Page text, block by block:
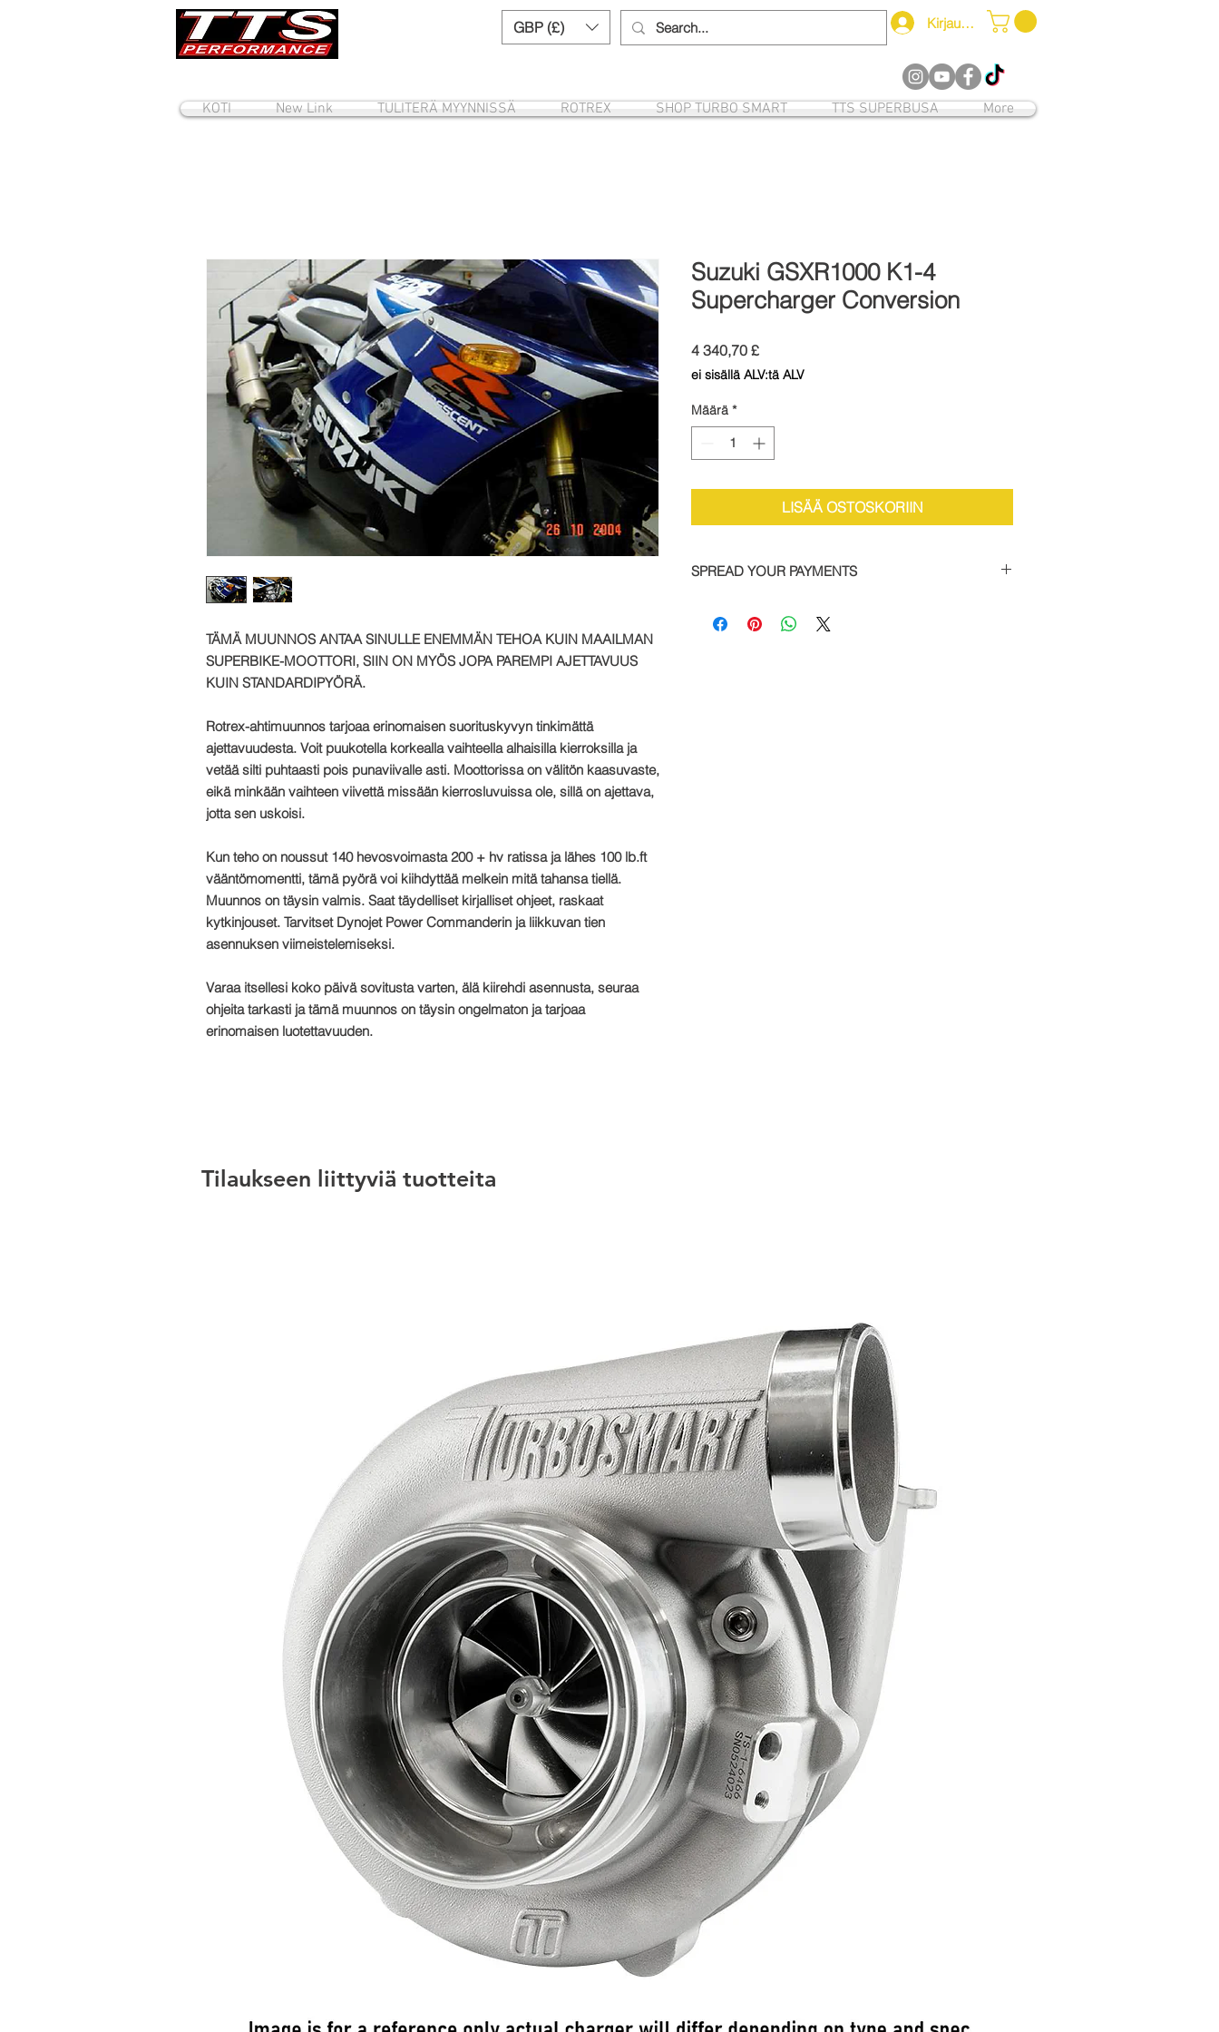
GBP (£) Kirjaudu
KOTI New Link TULITERÄ MYYNNISSÄ ROTREX SHOP TURBO SMART TTS SUPERBUSA More
TÄMÄ MUUNNOS ANTAA SINULLE ENEMMÄN TEHOA KUIN MAAILMAN
SUPERBIKE-MOOTTORI, SIIN ON MYÖS JOPA PAREMPI AJETTAVUUS
KUIN STANDARDIPYÖRÄ.
Rotrex-ahtimuunnos tarjoaa erinomaisen suorituskyvyn tinkimättä
ajettavuudesta. Voit puukotella korkealla vaihteella alhaisilla kierroksilla ja
vetää silti puhtaasti pois punaviivalle asti. Moottorissa on välitön kaasuvaste,
eikä minkään vaihteen viivettä missään kierrosluvuissa ole, sillä on ajettava,
jotta sen uskoisi.
Kun teho on noussut 140 hevosvoimasta 200 + hv ratissa ja lähes 100 lb.ft
vääntömomentti, tämä pyörä voi kiihdyttää melkein mitä tahansa tiellä.
Muunnos on täysin valmis. Saat täydelliset kirjalliset ohjeet, raskaat
kytkinjouset. Tarvitset Dynojet Power Commanderin ja liikkuvan tien
asennuksen viimeistelemiseksi.
Varaa itsellesi koko päivä sovitusta varten, älä kiirehdi asennusta, seuraa
ohjeita tarkasti ja tämä muunnos on täysin ongelmaton ja tarjoaa
erinomaisen luotettavuuden.
Suzuki GSXR1000 K1-4
Supercharger Conversion
4 340,70 £Hinta
ei sisällä ALV:tä ALV
Määrä *
LISÄÄ OSTOSKORIIN
SPREAD YOUR PAYMENTS
on all TTS bike and car supercharger packages.
Tilaukseen liittyviä tuotteita